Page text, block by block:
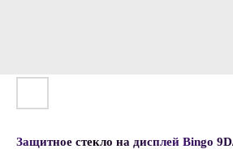
Защитное стекло на дисплей Bingo